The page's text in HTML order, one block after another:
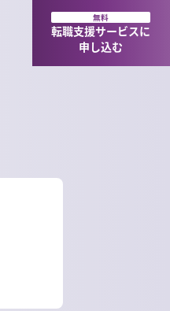
無料
転職支援サービスに
申し込む